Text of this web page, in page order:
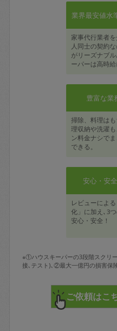
業界最安値水
家事代行業者
人同士の契約
がリーズナブ
ーパーは高時給
豊富な業
掃除、料理は
理収納や洗濯
ン料金ナシで
できる。
安心・安
レビューによ
化」に加え､3
安心・安全！
※①ハウスキーパーの3段階スクリ
接､テスト)､②最大一億円の損害保